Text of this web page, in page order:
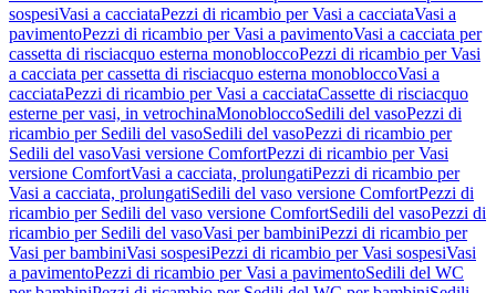
sospesiVasi a cacciataPezzi di ricambio per Vasi a cacciataVasi a
pavimentoPezzi di ricambio per Vasi a pavimentoVasi a cacciata per
cassetta di risciacquo esterna monobloccoPezzi di ricambio per Vasi
a cacciata per cassetta di risciacquo esterna monobloccoVasi a
cacciataPezzi di ricambio per Vasi a cacciataCassette di risciacquo
esterne per vasi, in vetrochinaMonobloccoSedili del vasoPezzi di
ricambio per Sedili del vasoSedili del vasoPezzi di ricambio per
Sedili del vasoVasi versione ComfortPezzi di ricambio per Vasi
versione ComfortVasi a cacciata, prolungatiPezzi di ricambio per
Vasi a cacciata, prolungatiSedili del vaso versione ComfortPezzi di
ricambio per Sedili del vaso versione ComfortSedili del vasoPezzi di
ricambio per Sedili del vasoVasi per bambiniPezzi di ricambio per
Vasi per bambiniVasi sospesiPezzi di ricambio per Vasi sospesiVasi
a pavimentoPezzi di ricambio per Vasi a pavimentoSedili del WC